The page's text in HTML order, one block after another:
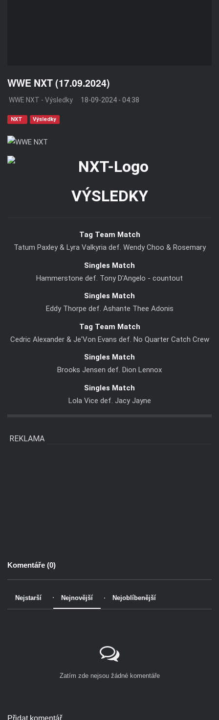
WWE NXT (17.09.2024)
WWE NXT - Výsledky 18-09-2024 - 04:38
NXT Výsledky
VÝSLEDKY
Tag Team Match
Tatum Paxley & Lyra Valkyria def. Wendy Choo & Rosemary
Singles Match
Hammerstone def. Tony D'Angelo - countout
Singles Match
Eddy Thorpe def. Ashante Thee Adonis
Tag Team Match
Cedric Alexander & Je'Von Evans def. No Quarter Catch Crew
Singles Match
Brooks Jensen def. Dion Lennox
Singles Match
Lola Vice def. Jacy Jayne
REKLAMA
Komentáře (0)
Nejstarší Nejnovější Nejoblíbenější
Zatím zde nejsou žádné komentáře
Přidat komentář